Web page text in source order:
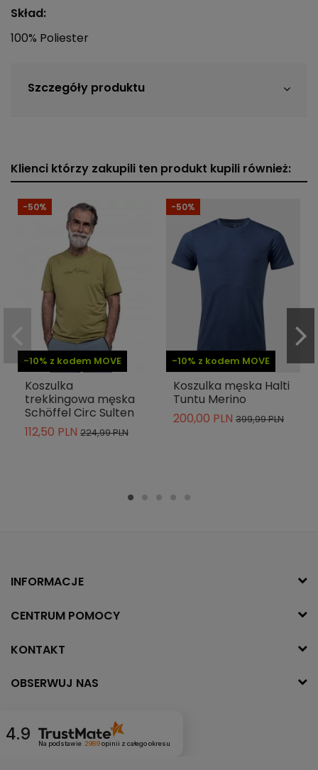
Skład:
100% Poliester
Szczegóły produktu
Klienci którzy zakupili ten produkt kupili również:
-10% z kodem MOVE
-50%
Koszulka
trekkingowa męska
Schöffel Circ Sulten
112,50 PLN 224,99 PLN
-10% z kodem MOVE
-50%
Koszulka męska Halti
Tuntu Merino
200,00 PLN 399,99 PLN
INFORMACJE
CENTRUM POMOCY
KONTAKT
OBSERWUJ NAS
4.9 Na podstawie 2989opinii z całego okresu